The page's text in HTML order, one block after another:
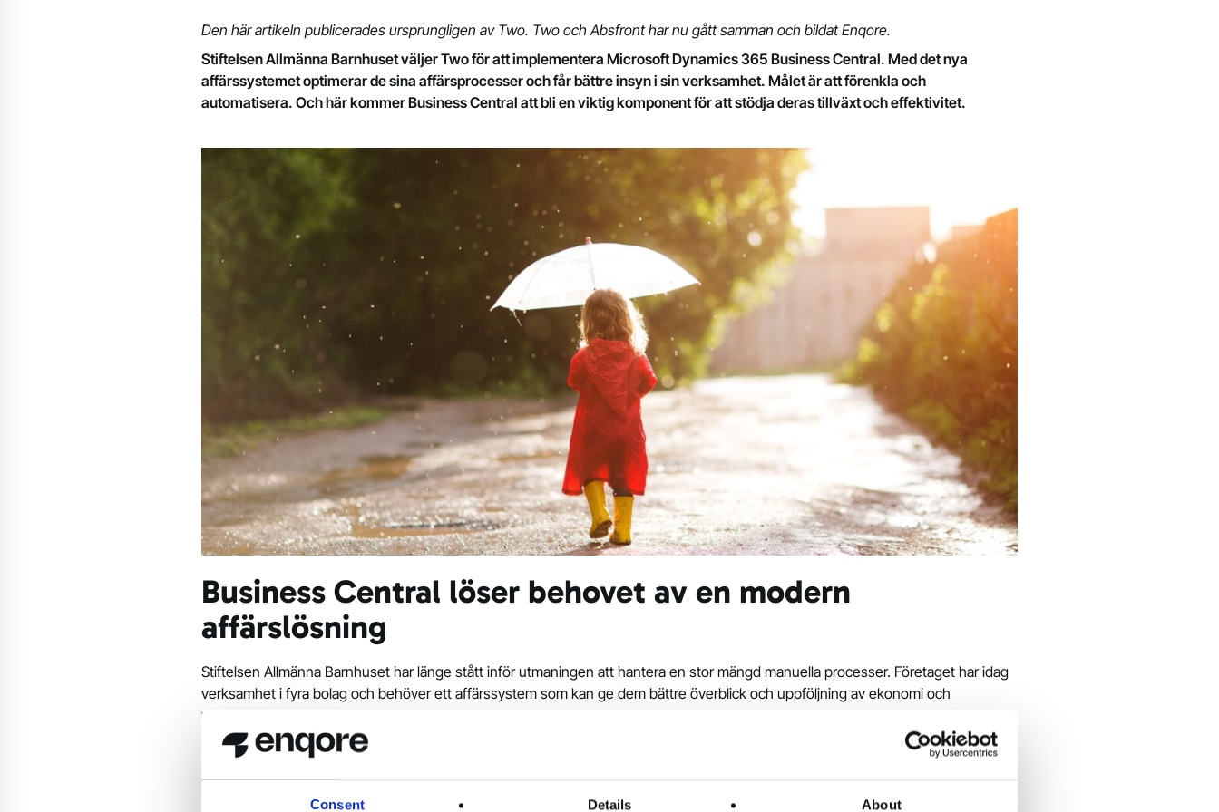
Consent Details About
Den här artikeln publicerades ursprungligen av Two. Two och Absfront har nu gått samman och bildat Enqore.
Stiftelsen Allmänna Barnhuset väljer Two för att implementera Microsoft Dynamics 365 Business Central. Med det nya
affärssystemet optimerar de sina affärsprocesser och får bättre insyn i sin verksamhet. Målet är att förenkla och
automatisera. Och här kommer Business Central att bli en viktig komponent för att stödja deras tillväxt och effektivitet.
Business Central löser behovet av en modern
affärslösning
Stiftelsen Allmänna Barnhuset har länge stått inför utmaningen att hantera en stor mängd manuella processer. Företaget har idag
verksamhet i fyra bolag och behöver ett affärssystem som kan ge dem bättre överblick och uppföljning av ekonomi och
verksamhet.
– Efter en noggrann förstudie tillsammans med oss på Two, där vi kartlade kundens specifika behov och utmaningar, är vi nu redo